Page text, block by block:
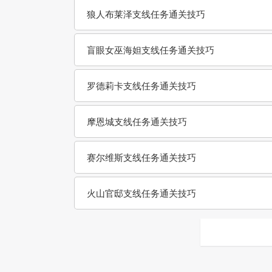
狼人布莱泽支线任务通关技巧
盲眼女巫海妲支线任务通关技巧
罗德莉卡支线任务通关技巧
摩恩城支线任务通关技巧
赛尔维斯支线任务通关技巧
火山官邸支线任务通关技巧